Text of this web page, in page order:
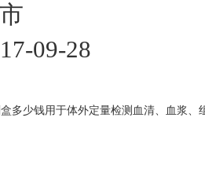
09-28
多少钱用于体外定量检测血清、血浆